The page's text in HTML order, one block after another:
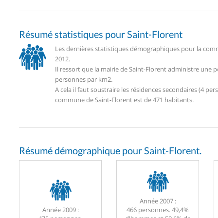
Résumé statistiques pour Saint-Florent
Les dernières statistiques démographiques pour la
2012.
Il ressort que la mairie de Saint-Florent administre une
personnes par km2.
A cela il faut soustraire les résidences secondaires (4
commune de Saint-Florent est de 471 habitants.
Résumé démographique pour Saint-Florent.
Année 2009 :
Année 2007 :
466 personnes. 49,4%